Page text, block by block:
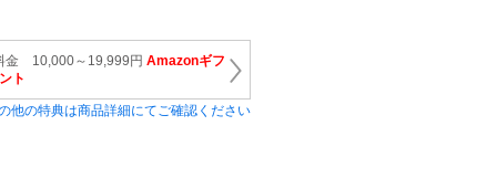
金 10,000～19,999円 Amazonギフ
ト
他の特典は商品詳細にてご確認ください